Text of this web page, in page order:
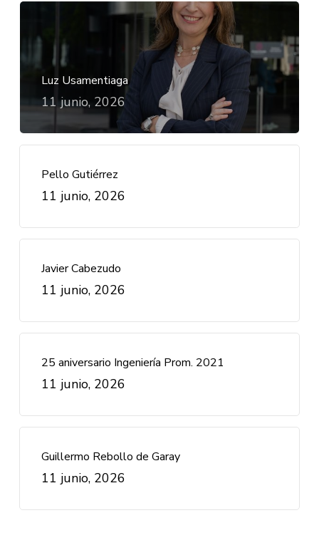
Luz Usamentiaga
11 junio, 2026
Pello Gutiérrez
11 junio, 2026
Javier Cabezudo
11 junio, 2026
25 aniversario Ingeniería Prom. 2021
11 junio, 2026
Guillermo Rebollo de Garay
11 junio, 2026